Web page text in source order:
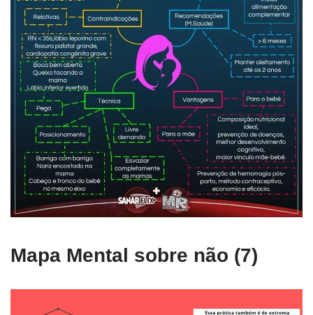
Mapa Mental sobre não (7)